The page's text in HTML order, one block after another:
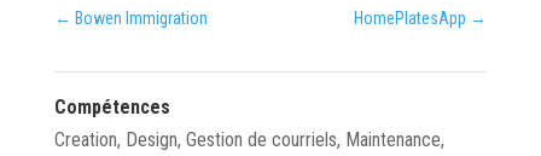
← Bowen Immigration HomePlatesApp →
Compétences
Creation, Design, Gestion de courriels, Maintenance,